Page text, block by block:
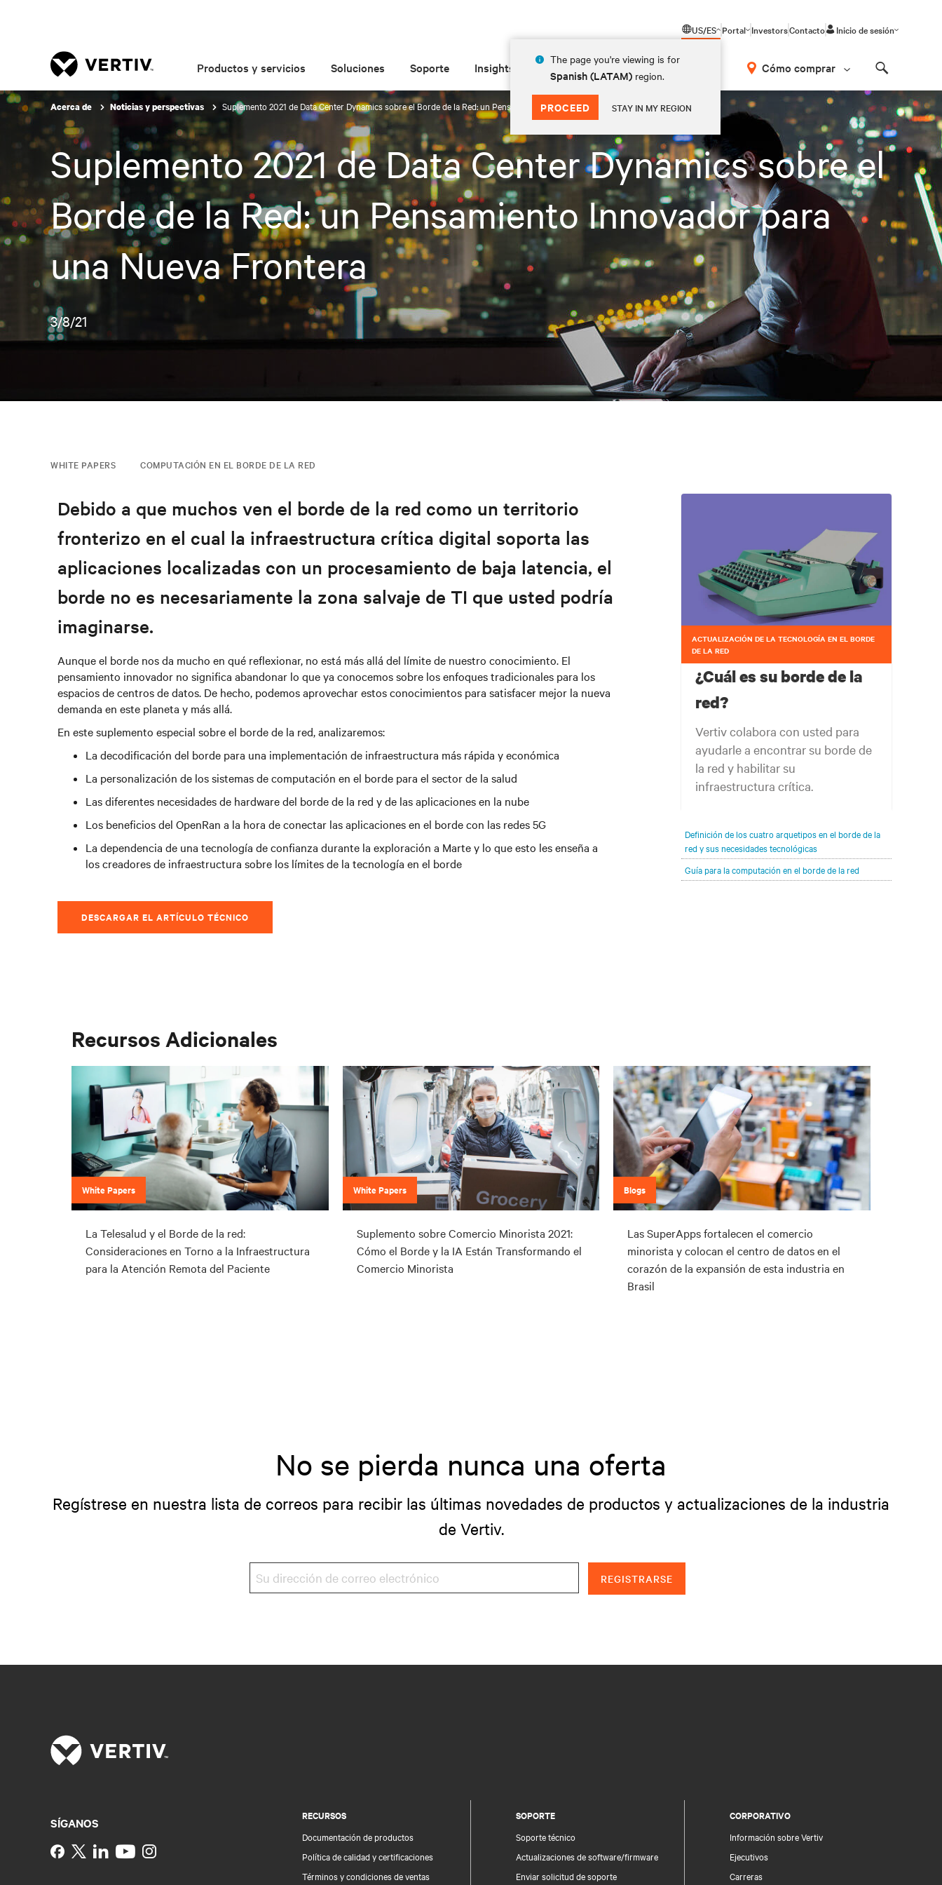
US/ES
The page you're viewing is for
Spanish (LATAM) region.
PROCEED STAY IN MY REGION
Portal InvestorsContacto Inicio de sesión
Productos y servicios Soluciones Soporte Insights Acerca de Cómo comprar
Acerca de Noticias y perspectivas Suplemento 2021 de Data Center Dynamics sobre el Borde de la Red: un Pensamiento Innovador para una Nueva Frontera
Suplemento 2021 de Data Center Dynamics sobre el
Borde de la Red: un Pensamiento Innovador para
una Nueva Frontera
3/8/21
WHITE PAPERS COMPUTACIÓN EN EL BORDE DE LA RED
Debido a que muchos ven el borde de la red como un territorio
fronterizo en el cual la infraestructura crítica digital soporta las
aplicaciones localizadas con un procesamiento de baja latencia, el
borde no es necesariamente la zona salvaje de TI que usted podría
imaginarse.
Aunque el borde nos da mucho en qué reflexionar, no está más allá del límite de nuestro conocimiento. El
pensamiento innovador no significa abandonar lo que ya conocemos sobre los enfoques tradicionales para los
espacios de centros de datos. De hecho, podemos aprovechar estos conocimientos para satisfacer mejor la nueva
demanda en este planeta y más allá.
En este suplemento especial sobre el borde de la red, analizaremos:
La decodificación del borde para una implementación de infraestructura más rápida y económica
La personalización de los sistemas de computación en el borde para el sector de la salud
Las diferentes necesidades de hardware del borde de la red y de las aplicaciones en la nube
Los beneficios del OpenRan a la hora de conectar las aplicaciones en el borde con las redes 5G
La dependencia de una tecnología de confianza durante la exploración a Marte y lo que esto les enseña a
los creadores de infraestructura sobre los límites de la tecnología en el borde
DESCARGAR EL ARTÍCULO TÉCNICO
ACTUALIZACIÓN DE LA TECNOLOGÍA EN EL BORDE
DE LA RED
¿Cuál es su borde de la
red?
Vertiv colabora con usted para
ayudarle a encontrar su borde de
la red y habilitar su
infraestructura crítica.
rápidamente hacia donde se encuentran sus
clientes y de acuerdo con sus necesidades. Su
desafío está en seguir el ritmo de esa evolución.
Definición de los cuatro arquetipos en el borde de la
red y sus necesidades tecnológicas
Guía para la computación en el borde de la red
Recursos Adicionales
White Papers
La Telesalud y el Borde de la red:
Consideraciones en Torno a la Infraestructura
para la Atención Remota del Paciente
White Papers
Suplemento sobre Comercio Minorista 2021:
Cómo el Borde y la IA Están Transformando el
Comercio Minorista
Blogs
Las SuperApps fortalecen el comercio
minorista y colocan el centro de datos en el
corazón de la expansión de esta industria en
Brasil
No se pierda nunca una oferta
Regístrese en nuestra lista de correos para recibir las últimas novedades de productos y actualizaciones de la industria
de Vertiv.
REGISTRARSE
RECURSOS
Documentación de productos
Política de calidad y certificaciones
Términos y condiciones de ventas
SOPORTE
Soporte técnico
Actualizaciones de software/firmware
Enviar solicitud de soporte
CORPORATIVO
Información sobre Vertiv
Ejecutivos
Carreras
SÍGANOS
Instagram